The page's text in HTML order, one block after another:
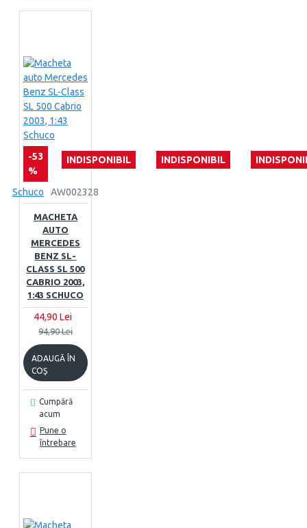
-53
%
INDISPONIBIL INDISPONIBIL
Schuco AW002328
MACHETA
AUTO
MERCEDES
BENZ SL-
CLASS SL 500
CABRIO 2003,
1:43 SCHUCO
44,90 Lei
94,90 Lei
ADAUGĂ ÎN
COŞ
Cumpără
acum
Pune o
întrebare